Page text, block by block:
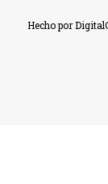
Hecho por